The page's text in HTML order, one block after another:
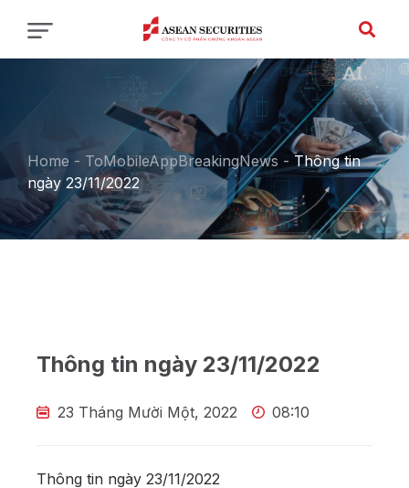
Home - ToMobileAppBreakingNews - Thông tin
ngày 23/11/2022
Thông tin ngày 23/11/2022
23 Tháng Mười Một, 2022 08:10
Thông tin ngày 23/11/2022